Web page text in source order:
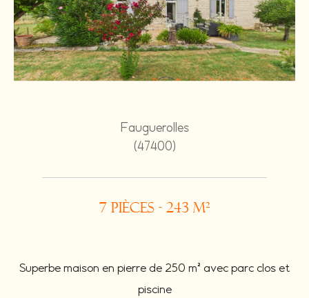
Fauguerolles
(47400)
7 pièces - 243 m²
Superbe maison en pierre de 250 m² avec parc clos et
piscine